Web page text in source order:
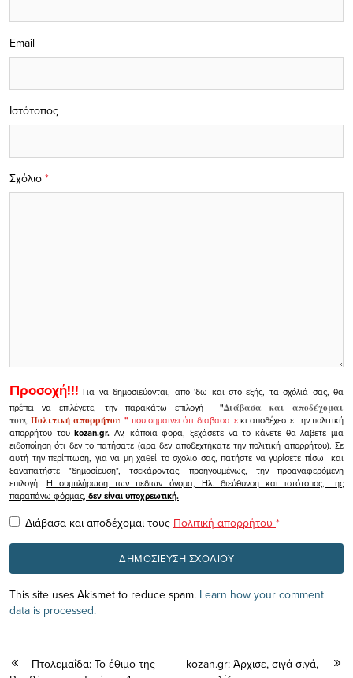
Σχόλιο *
Email
Ιστότοπος
Προσοχή!!! Για να δημοσιεύονται, από 'δω και στο εξής, τα σχόλιά σας, θα
πρέπει να επιλέγετε, την παρακάτω επιλογή
"Διάβασα και αποδέχομαι
τουςΠολιτική απορρήτου" που σημαίνει ότι διαβάσατεκι αποδέχεστε την πολιτική
απορρήτου τουkozan.gr. Αν, κάποια φορά, ξεχάσετε να το κάνετε θα λάβετε μια
ειδοποίηση ότι δεν το πατήσατε (αρα δεν αποδεχτήκατε την πολιτική απορρήτου). Σε
αυτή την περίπτωση, για να μη χαθεί το σχόλιο σας, πατήστε να γυρίσετε πίσω και
ξαναπατήστε "δημοσίευση", τσεκάροντας, προηγουμένως, την προαναφερόμενη
επιλογή.Η συμπλήρωση των πεδίων όνομα, Ηλ. διεύθυνση και ιστότοπος, της
παραπάνω φόρμας, δεν είναι υποχρεωτική.
Διάβασα και αποδέχομαι τους Πολιτική απορρήτου *
This site uses Akismet to reduce spam. Learn how your comment
data is processed.
Πτολεμαΐδα: Το έθιμο της
kozan.gr: Άρχισε, σιγά σιγά,